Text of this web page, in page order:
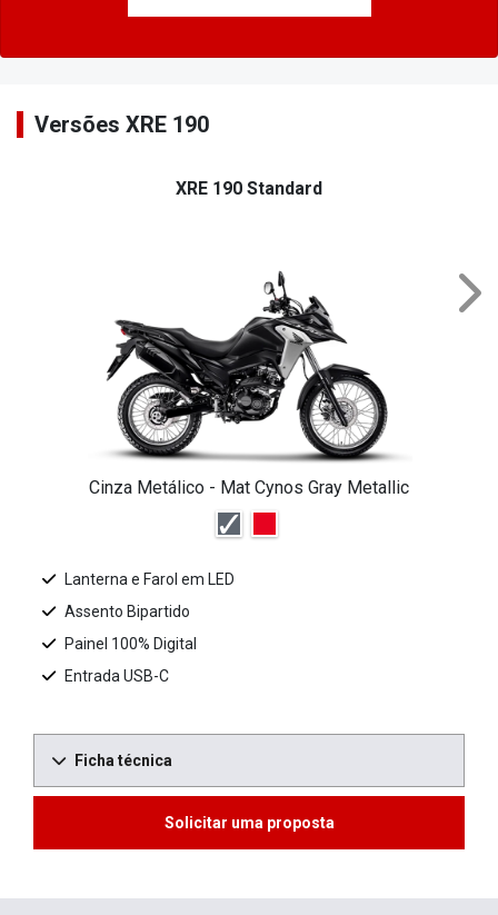
Versões XRE 190
XRE 190 Standard
Cinza Metálico - Mat Cynos Gray Metallic
Lanterna e Farol em LED
Assento Bipartido
Painel 100% Digital
Entrada USB-C
Ficha técnica
Solicitar uma proposta